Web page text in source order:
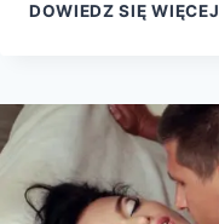
DOWIEDZ SIĘ WIĘCEJ